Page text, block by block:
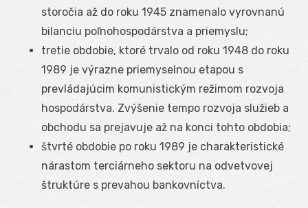
storočia až do roku 1945 znamenalo vyrovnanú
bilanciu poľnohospodárstva a priemyslu;
tretie obdobie, ktoré trvalo od roku 1948 do roku
1989 je výrazne priemyselnou etapou s
prevládajúcim komunistickým režimom rozvoja
hospodárstva. Zvýšenie tempo rozvoja služieb a
obchodu sa prejavuje až na konci tohto obdobia;
štvrté obdobie po roku 1989 je charakteristické
nárastom terciárneho sektoru na odvetvovej
štruktúre s prevahou bankovníctva.